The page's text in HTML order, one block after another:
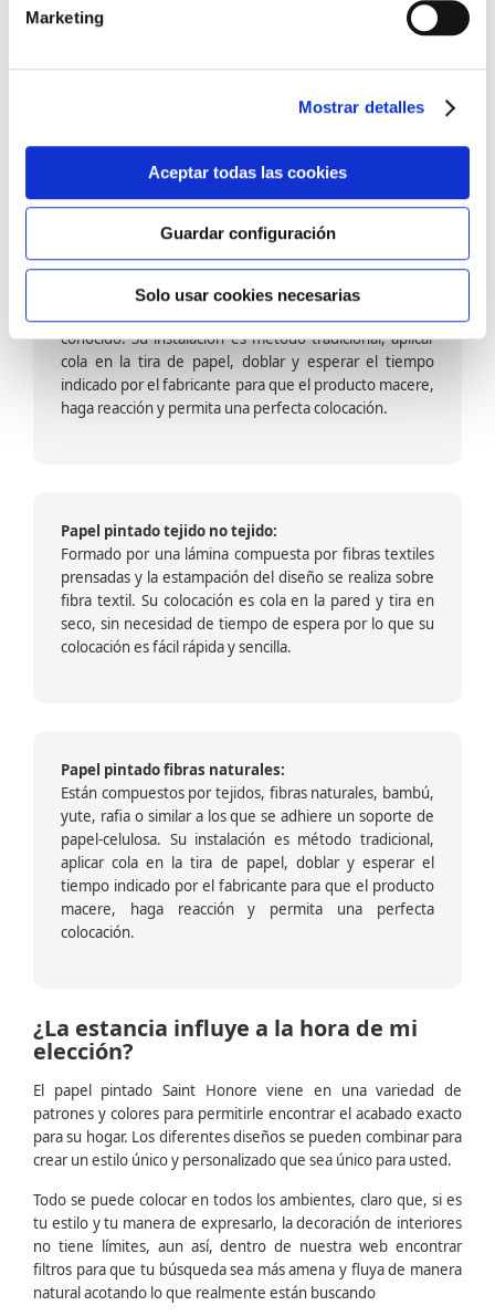
Marketing
Mostrar detalles
Aceptar todas las cookies
Guardar configuración
Solo usar cookies necesarias
barniz multiadherente en base agua. En zonas de
fuegos, se recomienda proteger con placas, silestone,
dado que el frotar en exceso dañaría el papel. Su
colocación es cola en la pared y tira en seco, sin
colocación es fácil rápida y sencilla.
Papel pintado calidad papel:
Formado por una capa de papel sobre un soporte de
conocido. Su instalación es método tradicional, aplicar
cola en la tira de papel, doblar y esperar el tiempo
indicado por el fabricante para que el producto macere,
haga reacción y permita una perfecta colocación.
Papel pintado tejido no tejido:
Formado por una lámina compuesta por fibras textiles
prensadas y la estampación del diseño se realiza sobre
fibra textil. Su colocación es cola en la pared y tira en
seco, sin necesidad de tiempo de espera por lo que su
colocación es fácil rápida y sencilla.
Papel pintado fibras naturales:
Están compuestos por tejidos, fibras naturales, bambú,
yute, rafia o similar a los que se adhiere un soporte de
papel-celulosa. Su instalación es método tradicional,
aplicar cola en la tira de papel, doblar y esperar el
tiempo indicado por el fabricante para que el producto
macere, haga reacción y permita una perfecta
colocación.
¿La estancia influye a la hora de mi
elección?
El papel pintado Saint Honore viene en una variedad de
patrones y colores para permitirle encontrar el acabado exacto
para su hogar. Los diferentes diseños se pueden combinar para
crear un estilo único y personalizado que sea único para usted.
Todo se puede colocar en todos los ambientes, claro que, si es
tu estilo y tu manera de expresarlo, la decoración de interiores
no tiene límites, aun así, dentro de nuestra web encontrar
filtros para que tu búsqueda sea más amena y fluya de manera
natural acotando lo que realmente están buscando